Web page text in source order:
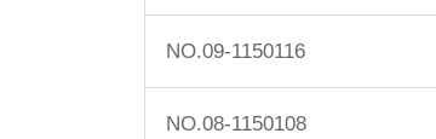
NO.09-1150116
NO.08-1150108